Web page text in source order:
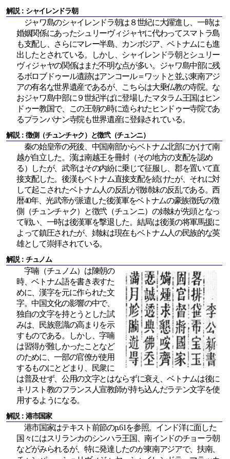
解説：シャイレンドラ朝
ジャワ島のシャイレンドラ朝は８世紀に大躍進し、一時は
婚姻関係にあったシュリーヴィジャヤに代わってスマトラ島
も支配し、さらにマレー半島、カンボジア、ベトナムにも進
出したとされている。しかし、シャイレンドラ朝とシュリー
ヴィジャヤの関係はまだ不明な点が多い。ジャワ島中部に残
るボロブドゥール遺跡はアンコール＝ワットと並ぶ東南アジ
アの有名な世界遺産であるが、こちらは大乗仏教の寺院。な
おジャワ島中部に９世紀半ばに登場したマタラム王国はヒン
ドゥー教国で、この王朝の時に造られたヒンドゥー寺院であ
るプランバナン寺院も世界遺産に登録されている。
解説：徴側（チュンチャク）と徴弐（チュンニ）
秦の始皇帝の死後、中国南部からベトナム北部にかけて南
越が自立した。漢は南越王を冊封（その地方の支配を認め
る）したが、武帝はその内紛に乗じて征服し、郡を置いて直
接支配した。後漢もベトナム直接支配を続けたが、それに対
して起こされたベトナム人の反乱が徴姉妹の反乱である。西
暦40年、光武帝が派遣した後漢軍をベトナムの豪族徴氏の徴
側（チュンチャク）と徴弐（チュンニ）の姉妹が先頭となっ
て戦い、一時は後漢軍を撃退した。結局は後漢の将軍馬援に
よって鎮圧されたが、姉妹は現在もベトナム人の民族的な英
雄として崇拝されている。
解説：チュノム
字喃（チュノム）は陳朝の
時、ベトナム語を書き表すた
めに、漢字を元に作られた文
字。中国文化の影響の中で、
独自の文字を持とうとした試
みは、民族意識の高まりを示
すものである。しかし、字喃
は習得が難しかったことなど
のために、一部の官僚が使用
するものにとどまり、民衆に
は普及せず、公用の文字とはならずに衰え、ベトナムは後に
キリスト教のフランス人宣教師が持ち込んだラテン文字を使
用するようになる。
解説：港市国家
港市国家はテキスト前節のp.61を参照。インド洋に面した
国々にはスリランカのシンハラ王国、南インドのチョーラ朝
などがみられるが、特に発達したのが東南アジアで、扶南、